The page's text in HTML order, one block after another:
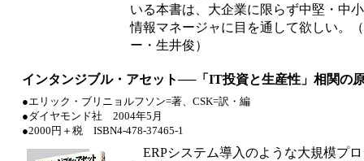
いる本書は、大企業に限らず中堅・中
情報マネージャに目を通して欲しい。
ー・生井俊）
インタンジブル・アセット──「IT投資と生産性」相関の
●エリック・ブリニョルフソン=著、CSK=訳・編
●ダイヤモンド社 2004年5月
●2000円＋税 ISBN4-478-37465-1
ERPシステム導入のような大規模プ